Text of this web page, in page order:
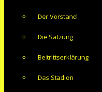
Der Vorstand
Die Satzung
Beitrittserklärung
Das Stadion